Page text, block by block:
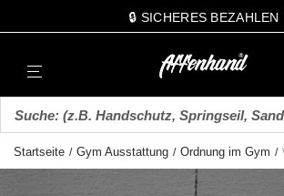
🔒 SICHERES BEZAHLEN
Startseite / Gym Ausstattung / Ordnung im Gym /